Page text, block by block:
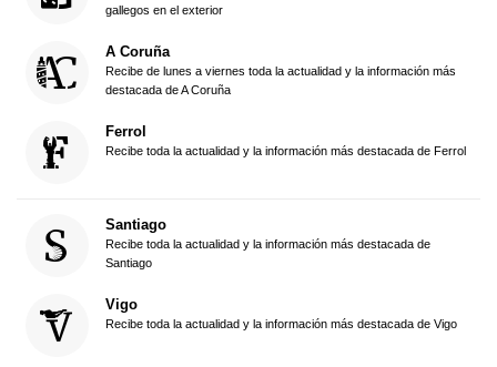
gallegos en el exterior
A Coruña
Recibe de lunes a viernes toda la actualidad y la información más
destacada de A Coruña
Ferrol
Recibe toda la actualidad y la información más destacada de Ferrol
Santiago
Recibe toda la actualidad y la información más destacada de
Santiago
Vigo
Recibe toda la actualidad y la información más destacada de Vigo